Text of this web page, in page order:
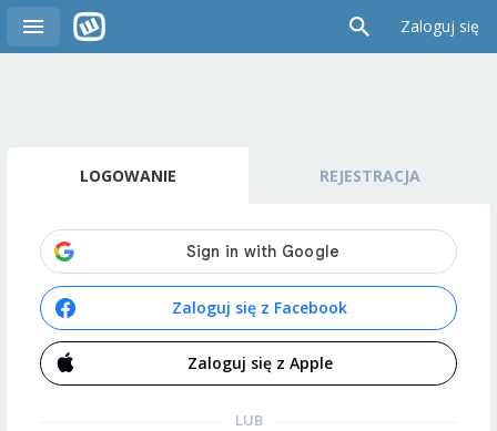
Zaloguj się
LOGOWANIE REJESTRACJA
Zaloguj się z Facebook
Zaloguj się z Apple
LUB